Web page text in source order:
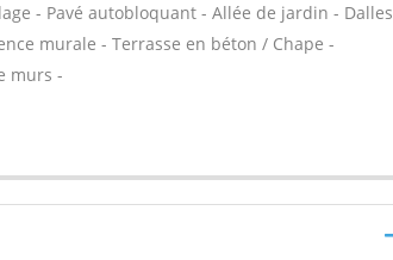
- Pavé autobloquant - Allée de jardin - Dalles
murale - Terrasse en béton / Chape -
murs -